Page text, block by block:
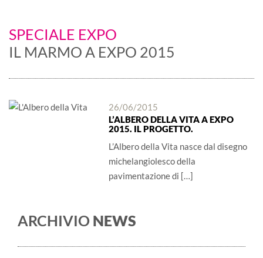
SPECIALE EXPO
IL MARMO A EXPO 2015
26/06/2015
L’ALBERO DELLA VITA A EXPO
2015. IL PROGETTO.
L’Albero della Vita nasce dal disegno
michelangiolesco della
pavimentazione di […]
ARCHIVIO NEWS